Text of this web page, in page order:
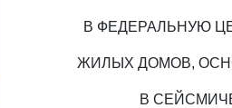
В ФЕДЕРАЛЬНУЮ
ЖИЛЫХ ДОМОВ,
В